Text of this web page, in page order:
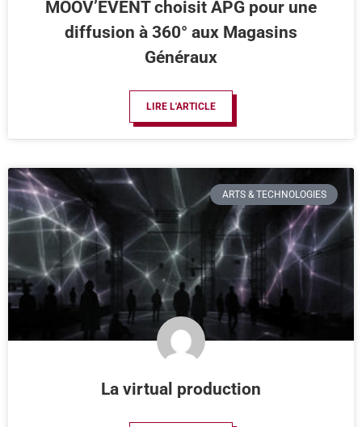
MOOV’EVENT choisit APG pour une
diffusion à 360° aux Magasins
Généraux
LIRE L'ARTICLE
ARTS & TECHNOLOGIES
La virtual production